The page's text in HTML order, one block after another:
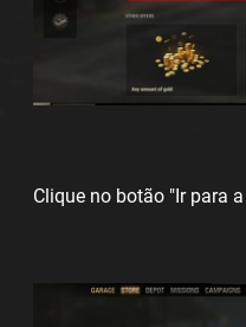
Clique no botão "Ir para